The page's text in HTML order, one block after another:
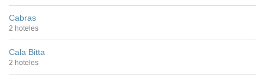
Cabras
2 hoteles
Cala Bitta
2 hoteles